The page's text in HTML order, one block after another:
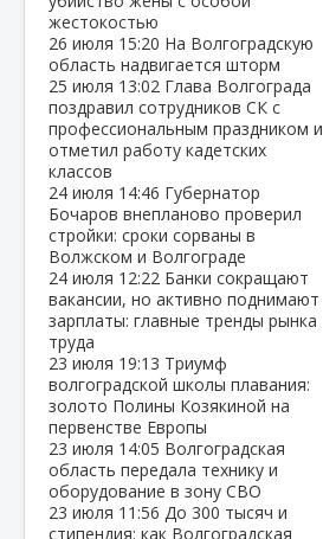
жестокостью
26 июля 15:20 На Волгоградскую
область надвигается шторм
25 июля 13:02 Глава Волгограда
поздравил сотрудников СК с
профессиональным праздником и
отметил работу кадетских
классов
24 июля 14:46 Губернатор
Бочаров внепланово проверил
стройки: сроки сорваны в
Волжском и Волгограде
24 июля 12:22 Банки сокращают
вакансии, но активно поднимают
зарплаты: главные тренды рынка
труда
23 июля 19:13 Триумф
волгоградской школы плавания:
золото Полины Козякиной на
первенстве Европы
23 июля 14:05 Волгоградская
область передала технику и
оборудование в зону СВО
23 июля 11:56 До 300 тысяч и
стипендия: как Волгоградская